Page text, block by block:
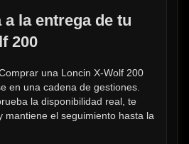
a la entrega de tu
200
una Loncin X-Wolf 200
en una cadena de gestiones.
la disponibilidad real, te
mantiene el seguimiento hasta la